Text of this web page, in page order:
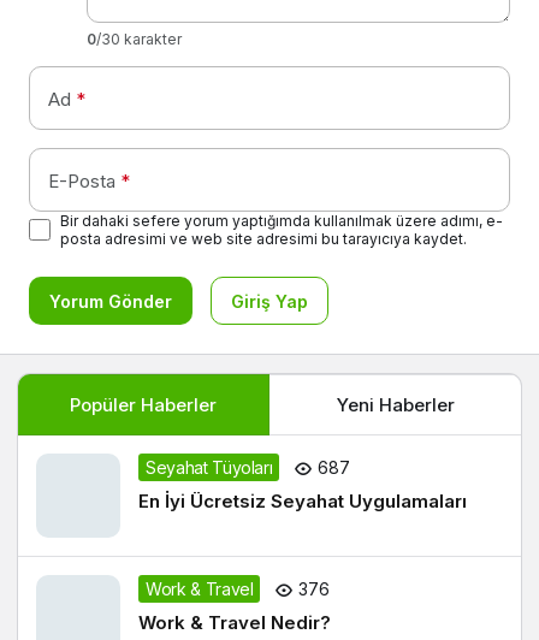
0/30 karakter
Ad *
E-Posta *
Bir dahaki sefere yorum yaptığımda kullanılmak üzere adımı, e-
posta adresimi ve web site adresimi bu tarayıcıya kaydet.
Yorum Gönder Giriş Yap
Popüler Haberler Yeni Haberler
Seyahat Tüyoları 687
En İyi Ücretsiz Seyahat Uygulamaları
Work & Travel 376
Work & Travel Nedir?